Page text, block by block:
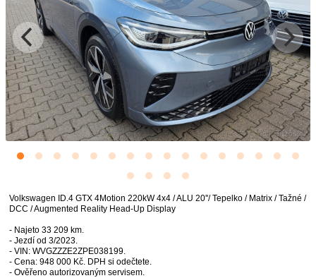
Volkswagen ID.4 GTX 4Motion 220kW 4x4 / ALU 20''/ Tepelko / Matrix / Tažné /
DCC / Augmented Reality Head-Up Display
- Najeto 33 209 km.
- Jezdí od 3/2023.
- VIN: WVGZZZE2ZPE038199.
- Cena: 948 000 Kč. DPH si odečtete.
- Ověřeno autorizovaným servisem.